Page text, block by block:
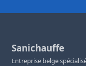
Sanichauffe
Entreprise belge